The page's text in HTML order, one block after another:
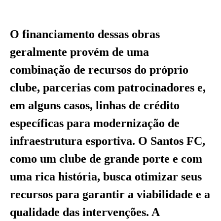
O financiamento dessas obras
geralmente provém de uma
combinação de recursos do próprio
clube, parcerias com patrocinadores e,
em alguns casos, linhas de crédito
específicas para modernização de
infraestrutura esportiva. O Santos FC,
como um clube de grande porte e com
uma rica história, busca otimizar seus
recursos para garantir a viabilidade e a
qualidade das intervenções. A